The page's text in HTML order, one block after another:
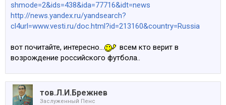
shmode=2&ids=438&ida=77716&idt=news
http://news.yandex.ru/yandsearch?
cl4url=www.vesti.ru/doc.html?id=213160&country=Russia
вот почитайте, интересно...
всем кто верит в
возрождение российского футбола..
тов.Л.И.Брежнев
Заслуженный Пенс